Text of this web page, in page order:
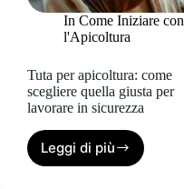
In Come Iniziare con
l'Apicoltura
Tuta per apicoltura: come
scegliere quella giusta per
lavorare in sicurezza
Leggi di più
Tuta